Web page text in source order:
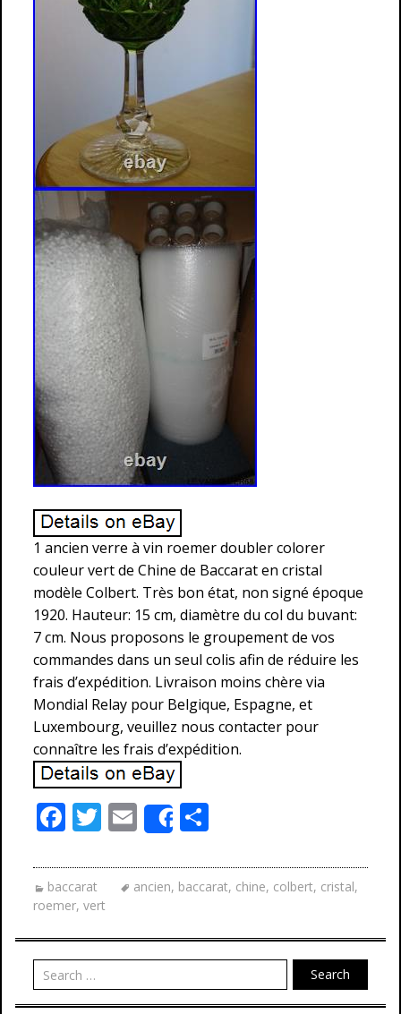
1 ancien verre à vin roemer doubler colorer
couleur vert de Chine de Baccarat en cristal
modèle Colbert. Très bon état, non signé époque
1920. Hauteur: 15 cm, diamètre du col du buvant:
7 cm. Nous proposons le groupement de vos
commandes dans un seul colis afin de réduire les
frais d’expédition. Livraison moins chère via
Mondial Relay pour Belgique, Espagne, et
Luxembourg, veuillez nous contacter pour
connaître les frais d’expédition.
F
e
b
o
o
k
T
itt
er
E
m
ai
l
Share
ta
g
er
baccarat ancien, baccarat, chine, colbert, cristal,
roemer, vert
Search